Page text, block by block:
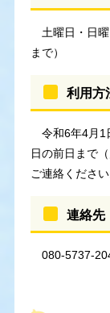
土曜日・日曜
まで）
利用方
令和6年4月1
日の前日まで
ご連絡ください
連絡先
080-5737-